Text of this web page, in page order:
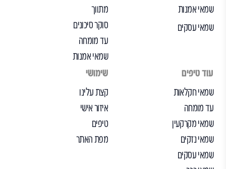
שמאי אמנות
שמאי עסקים
מתווך
סוקר סיכונים
עד מומחה
שמאי אמנות
עוד טיפים
שמאי חקלאות
עד מומחה
שמאי מקרקעין
שמאי נזקים
שמאי עסקים
שימושי
קצת עלינו
איזור אישי
טיפים
מפת האתר